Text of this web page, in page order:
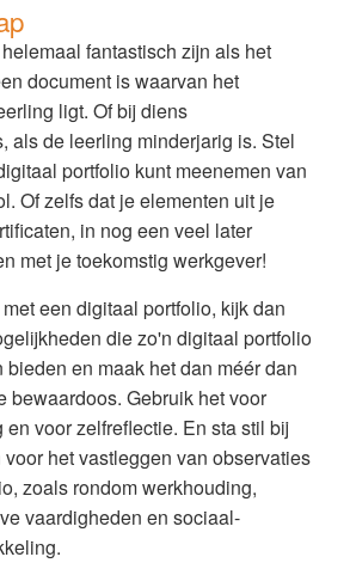
fantastisch zijn als het
document is waarvan het
ligt. Of bij diens
als de leerling minderjarig is. Stel
portfolio kunt meenemen van
Of zelfs dat je elementen uit je
in nog een veel later
met je toekomstig werkgever!
een digitaal portfolio, kijk dan
die zo'n digitaal portfolio
bieden en maak het dan méér dan
bewaardoos. Gebruik het voor
voor zelfreflectie. En sta stil bij
het vastleggen van observaties
zoals rondom werkhouding,
vaardigheden en sociaal-